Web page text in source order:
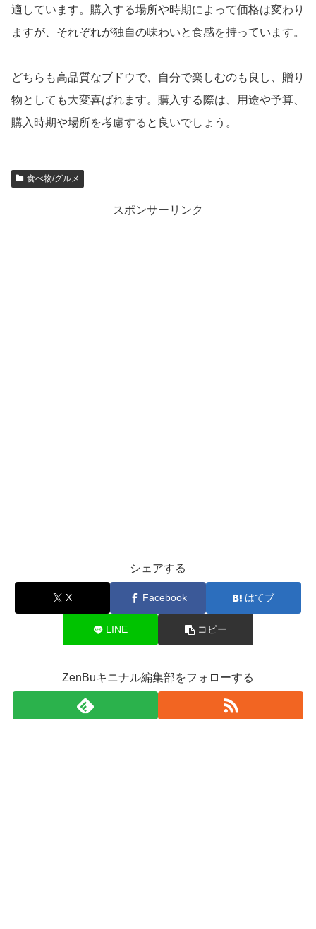
適しています。購入する場所や時期によって価格は変わり
ますが、それぞれが独自の味わいと食感を持っています。
どちらも高品質なブドウで、自分で楽しむのも良し、贈り
物としても大変喜ばれます。購入する際は、用途や予算、
購入時期や場所を考慮すると良いでしょう。
食べ物/グルメ
スポンサーリンク
シェアする
X Facebook はてブ
LINE コピー
ZenBuキニナル編集部をフォローする